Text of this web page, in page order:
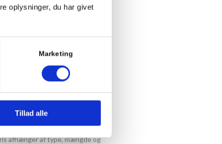
oplysninger, du har givet
Marketing
Tillad alle
er særdeles velegnet til at
i farverne. De egner sig
indkørslen eller på
afhænger af type, mængde og